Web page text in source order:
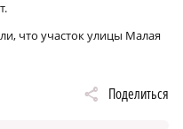
что участок улицы Малая
Поделиться